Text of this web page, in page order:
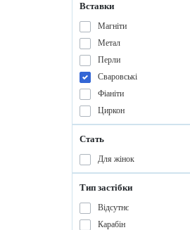
Вставки
Магніти
Метал
Перли
Сваровські
Фіаніти
Циркон
Стать
Для жінок
Тип застібки
Відсутнє
Карабін